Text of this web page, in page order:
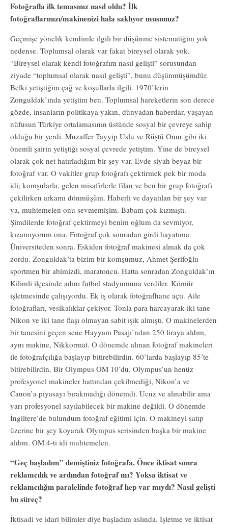
Fotoğrafla ilk temasınız nasıl oldu? İlk
fotoğraflarınızı/makinenizi hala saklıyor musunuz?
Geçmişe yönelik kendimle ilgili bir düşünme sistematiğim yok
nedense. Toplumsal olarak var fakat bireysel olarak yok.
“Bireysel olarak kendi fotoğrafım nasıl gelişti” sorusundan
ziyade “toplumsal olarak nasıl gelişti”, bunu düşünmüşümdür.
Belki yetiştiğim çağ ve koşullarla ilgili. 1970’lerin
Zonguldak’ında yetiştim ben. Toplumsal hareketlerin son derece
gözde, insanların politikaya yakın, dünyadan haberdar, yaşayan
nüfusun Türkiye ortalamasının üstünde sosyal bir çevreye sahip
olduğu bir yerdi. Muzaffer Tayyip Uslu ve Rüştü Onur gibi iki
önemli şairin yetiştiği sosyal çevrede yetiştim. Yine de bireysel
olarak çok net hatırladığım bir şey var. Evde siyah beyaz bir
fotoğraf var. O vakitler grup fotoğrafı çektirmek pek bir moda
idi; komşularla, gelen misafirlerle filan ve ben bir grup fotoğrafı
çekilirken arkamı dönmüşüm. Haberli ve dayatılan bir şey var
ya, muhtemelen onu sevmemişim. Babam çok kızmıştı.
Şimdilerde fotoğraf çektirmeyi benim oğlum da sevmiyor,
kızamıyorum ona. Fotoğraf çok sonradan girdi hayatıma.
Üniversiteden sonra. Eskiden fotoğraf makinesi almak da çok
zordu. Zonguldak’ta bizim bir komşumuz, Ahmet Şerifoğlu
sportmen bir abimizdi, maratoncu. Hatta sonradan Zonguldak’ın
Kilimli ilçesinde adını futbol stadyumuna verdiler. Kömür
işletmesinde çalışıyordu. Ek iş olarak fotoğrafhane açtı. Aile
fotoğrafları, vesikalıklar çekiyor. Tonla para harcayarak iki tane
Nikon ve iki tane flaşı olmayan sabit ışık almıştı. O makinelerden
bir tanesini geçen sene Hayyam Pasajı’ndan 250 liraya aldım,
aynı makine, Nikkormat. O dönemde alınan fotoğraf makineleri
ile fotoğrafçılığa başlayıp bitirebilirdin. 60’larda başlayıp 85’te
bitirebilirdin. Bir Olympus OM 10’du. Olympus’un henüz
profesyonel makineler hattından çekilmediği, Nikon’a ve
Canon’a piyasayı bırakmadığı dönemdi. Ucuz ve alınabilir ama
yarı profesyonel sayılabilecek bir makine değildi. O dönemde
İngiltere’de bulundum fotoğraf eğitimi için. O makineyi satıp
üzerine bir şey koyarak Olympus serisinden başka bir makine
aldım. OM 4-ti idi muhtemelen.
“Geç başladım” demiştiniz fotoğrafa. Önce iktisat sonra
reklamcılık ve ardından fotoğraf mı? Yoksa iktisat ve
reklamcılığın paralelinde fotoğraf hep var mıydı? Nasıl gelişti
bu süreç?
İktisadi ve idari bilimler diye başladım aslında. İşletme ve iktisat